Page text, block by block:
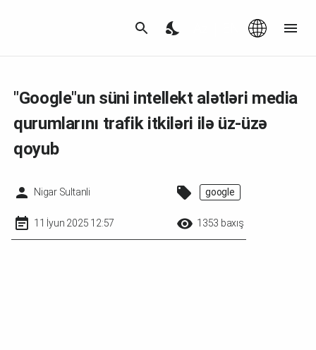
"Google"un süni intellekt alətləri media
qurumlarını trafik itkiləri ilə üz-üzə
qoyub
Nigar Sultanli google
11 İyun 2025 12:57 1353 baxış